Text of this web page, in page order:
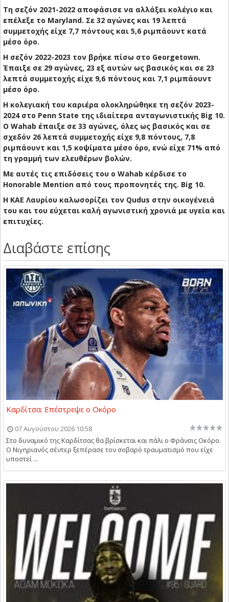
Τη σεζόν 2021-2022 αποφάσισε να αλλάξει κολέγιο και
επέλεξε το Maryland. Σε 32 αγώνες και 19 λεπτά
συμμετοχής είχε 7,7 πόντους και 5,6 ριμπάουντ κατά
μέσο όρο.
Η σεζόν 2022-2023 τον βρήκε πίσω στο Georgetown.
Έπαιξε σε 29 αγώνες, 23 εξ αυτών ως βασικός και σε 23
λεπτά συμμετοχής είχε 9,6 πόντους και 7,1 ριμπάουντ
μέσο όρο.
Η κολεγιακή του καριέρα ολοκληρώθηκε τη σεζόν 2023-
2024 στο Penn State της ιδιαίτερα ανταγωνιστικής Big 10.
Ο Wahab έπαιξε σε 33 αγώνες, όλες ως βασικός και σε
σχεδόν 26 λεπτά συμμετοχής είχε 9,8 πόντους, 7,8
ριμπάουντ και 1,5 κοψίματα μέσο όρο, ενώ είχε 71% από
τη γραμμή των ελευθέρων βολών.
Με αυτές τις επιδόσεις του ο Wahab κέρδισε το
Honorable Mention από τους προπονητές της. Big 10.
Η ΚΑΕ Λαυρίου καλωσορίζει τον Qudus στην οικογένειά
του και του εύχεται καλή αγωνιστική χρονιά με υγεία και
επιτυχίες.
Διαβάστε επίσης
Καρδίτσα: Επέστρεψε ο Οκόρο
07 Αυγούστου 2026 10:58
Στο δυναμικό της Καρδίτσας θα βρίσκεται και πάλι ο Φράνσις Οκόρο.
Ο Νιγηριανός σέντερ ξεπέρασε τον σοβαρό τραυματισμό που είχε
υποστεί ...